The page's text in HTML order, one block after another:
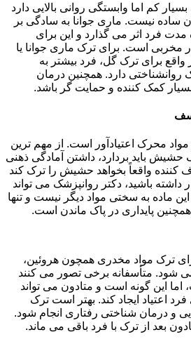
کم اما وابستگی روانی بالایی دارد
ساده نیست. ماری جوانا به سادگی بر
فرد اثر می گذارد و این برای
مخربی است. برای ترک ماری جوانا یا
واقع برای ترک گل، فرد بیشتر به
دارد. همچنین درمان
کمک کننده و حمایت گر باشد.
محرک اعتیادآور است. از مهم ترین
حشیش باید بردارد، داشتن آمادگی ذهنی
واقعاً بخواهد حشیش را ترک کند
داشته باشید، دکتر روانپزشک می تواند
ماده به سختی مواد دیگر نیست و تنها
پایداری در پاک ماندن است.
ترک مواد مخدری همچون هروئین،
شود. متأسفانه برخی تصور می کنند
اما این گونه است و متادون می تواند
اعتیاد ایجاد کند. بهتر است ترک
و درمان شناختی رفتاری انجام شود.
بعد از ترک با فرد باقی می ماند.